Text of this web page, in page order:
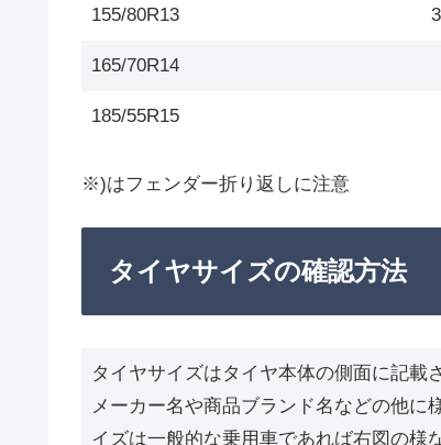
155/80R13
165/70R14
185/55R15
※)はフェンダー折り返しに注意
タイヤサイズの確認方法
タイヤサイズはタイヤ本体の側面に記載
メーカー名や商品ブランド名などの他に
イズは一般的な乗用車であれば右図の様